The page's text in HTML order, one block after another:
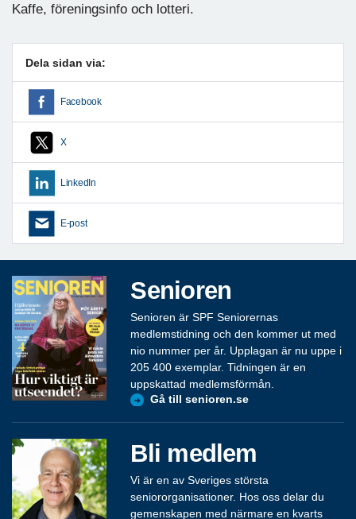
Kaffe, föreningsinfo och lotteri.
Dela sidan via:
Facebook
X
LinkedIn
E-post
Senioren
Senioren är SPF Seniorernas
medlemstidning och den kommer ut med
nio nummer per år. Upplagan är nu uppe i
205 400 exemplar. Tidningen är en
uppskattad medlemsförmån.
Gå till senioren.se
Bli medlem
Vi är en av Sveriges största
seniororganisationer. Hos oss delar du
gemenskapen med närmare en kvarts